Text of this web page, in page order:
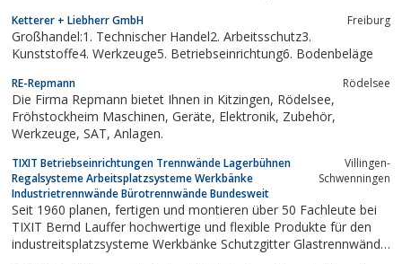
Ketterer + Liebherr GmbH Freiburg
Großhandel:1. Technischer Handel2. Arbeitsschutz3.
Kunststoffe4. Werkzeuge5. Betriebseinrichtung6. Bodenbeläge
RE-Repmann Rödelsee
Die Firma Repmann bietet Ihnen in Kitzingen, Rödelsee,
Fröhstockheim Maschinen, Geräte, Elektronik, Zubehör,
Werkzeuge, SAT, Anlagen.
TIXIT Betriebseinrichtungen Trennwände Lagerbühnen
Regalsysteme Arbeitsplatzsysteme Werkbänke
Industrietrennwände Bürotrennwände Bundesweit
Villingen-
Schwenningen
Seit 1960 planen, fertigen und montieren über 50 Fachleute bei
TIXIT Bernd Lauffer hochwertige und flexible Produkte für den
industreitsplatzsysteme Werkbänke Schutzgitter Glastrennwände